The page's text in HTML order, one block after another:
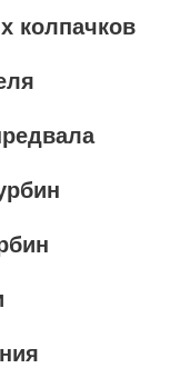
колпачков